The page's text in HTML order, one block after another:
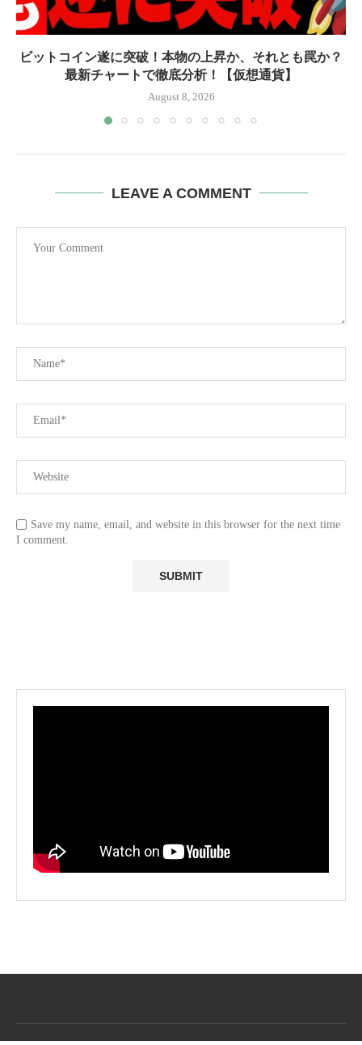
ビットコイン遂に突破！本物の上昇か、それとも罠か？
最新チャートで徹底分析！【仮想通貨】
August 8, 2026
LEAVE A COMMENT
Save my name, email, and website in this browser for the next time
I comment.